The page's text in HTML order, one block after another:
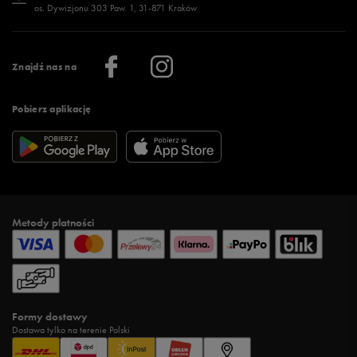
Znajdź nas na
Pobierz aplikację
Regulamin sklepu 50 style
Regulamin aplikacji 50 style
Więcej regulaminów >
Więcej >
Klub 50 style
Praca
Informacje o firmie
os. Dywizjonu 303 Paw. 1, 31-871 Kraków
Metody płatności
Formy dostawy
Dostawa tylko na terenie Polski